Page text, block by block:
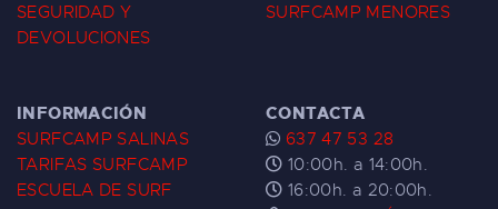
SEGURIDAD Y
DEVOLUCIONES
SURFCAMP MENORES
INFORMACIÓN
SURFCAMP SALINAS
TARIFAS SURFCAMP
ESCUELA DE SURF
CONTACTA
637 47 53 28
10:00h. a 14:00h.
16:00h. a 20:00h.